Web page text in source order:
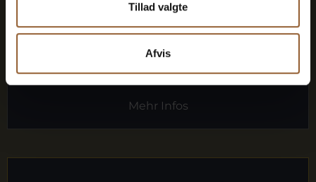
Tillad valgte
Afvis
Mitgliedervorteil bei Universe
Mehr Infos